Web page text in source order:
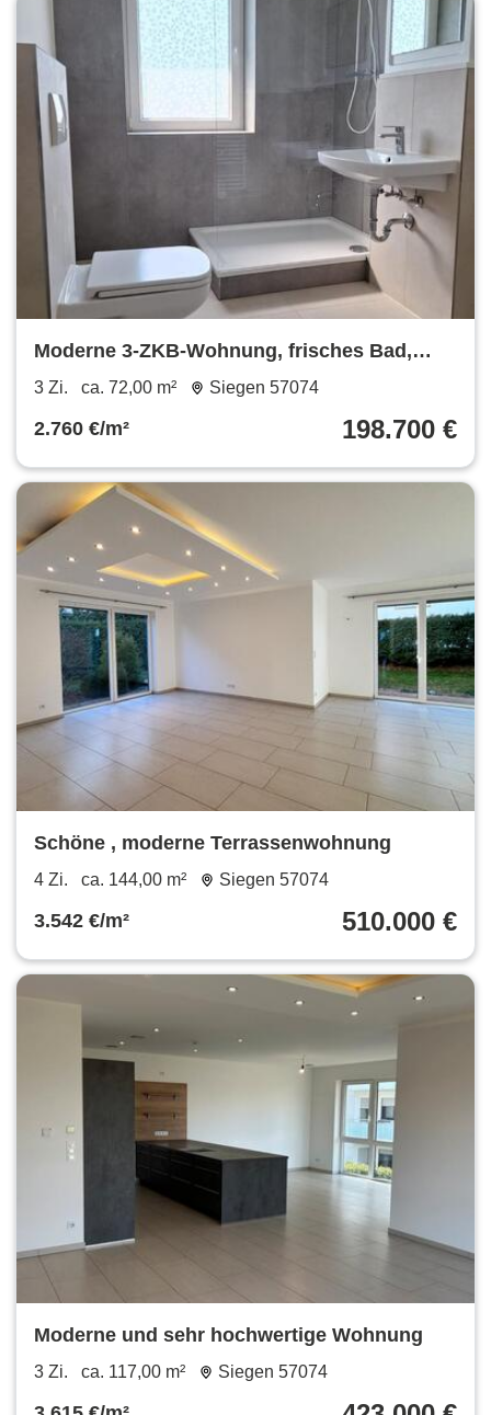
Moderne 3-ZKB-Wohnung, frisches Bad,
ruhige, zentrale Lage Siegen
3 Zi. ca. 72,00 m² Siegen 57074
2.760 €/m² 198.700 €
Schöne , moderne Terrassenwohnung
4 Zi. ca. 144,00 m² Siegen 57074
3.542 €/m² 510.000 €
Moderne und sehr hochwertige Wohnung
3 Zi. ca. 117,00 m² Siegen 57074